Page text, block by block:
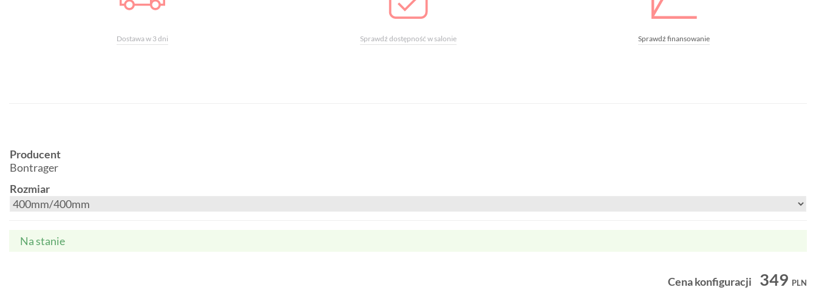
Dostawa w 3 dni Sprawdź dostępność w salonie Sprawdź finansowanie
Producent
Bontrager
Rozmiar
Na stanie
Cena konfiguracji 349 PLN